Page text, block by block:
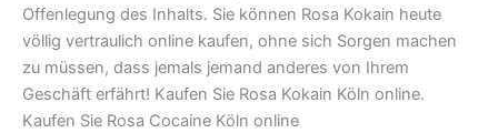
Offenlegung des Inhalts. Sie können Rosa Kokain heute
völlig vertraulich online kaufen, ohne sich Sorgen machen
zu müssen, dass jemals jemand anderes von Ihrem
Geschäft erfährt! Kaufen Sie Rosa Kokain Köln online.
Kaufen Sie Rosa Cocaine Köln online